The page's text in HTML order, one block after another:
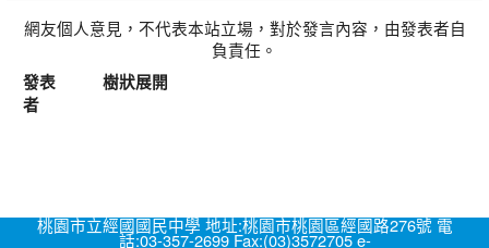
網友個人意見，不代表本站立場，對於發言內容，由發表者自
負責任。
發表
者
樹狀展開
桃園市立經國國民中學 地址:桃園市桃園區經國路276號 電
話:03-357-2699 Fax:(03)3572705 e-